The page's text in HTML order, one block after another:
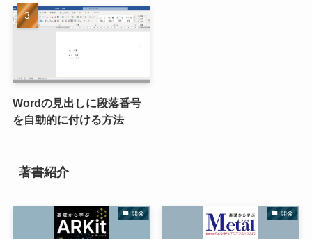
Wordの見出しに段落番号
を自動的に付ける方法
著書紹介
開発 開発